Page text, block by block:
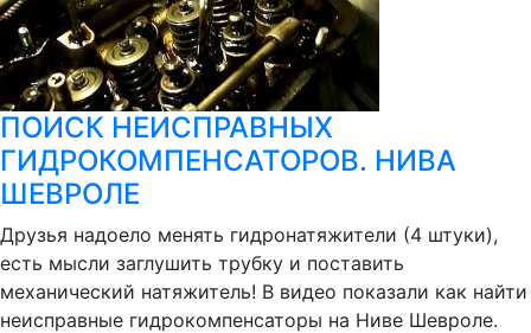
ПОИСК НЕИСПРАВНЫХ
ГИДРОКОМПЕНСАТОРОВ. НИВА
ШЕВРОЛЕ
Друзья надоело менять гидронатяжители (4 штуки),
есть мысли заглушить трубку и поставить
механический натяжитель! В видео показали как найти
неисправные гидрокомпенсаторы на Ниве Шевроле.